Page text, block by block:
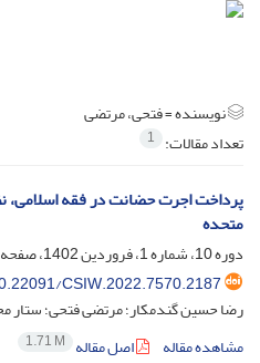
نویسنده =فتحی، مرتضی
تعداد مقالات: 1
پرداخت اجرت حضانت در فقه اسلامی،
متحده
دوره 10، شماره 1، فروردین 1402، صفحه
CSIW.2022.7570.2187
رضا حسین گندمکار؛ مرتضی فتحی؛ ستار
مشاهده مقاله
اصل مقاله 1.71 M